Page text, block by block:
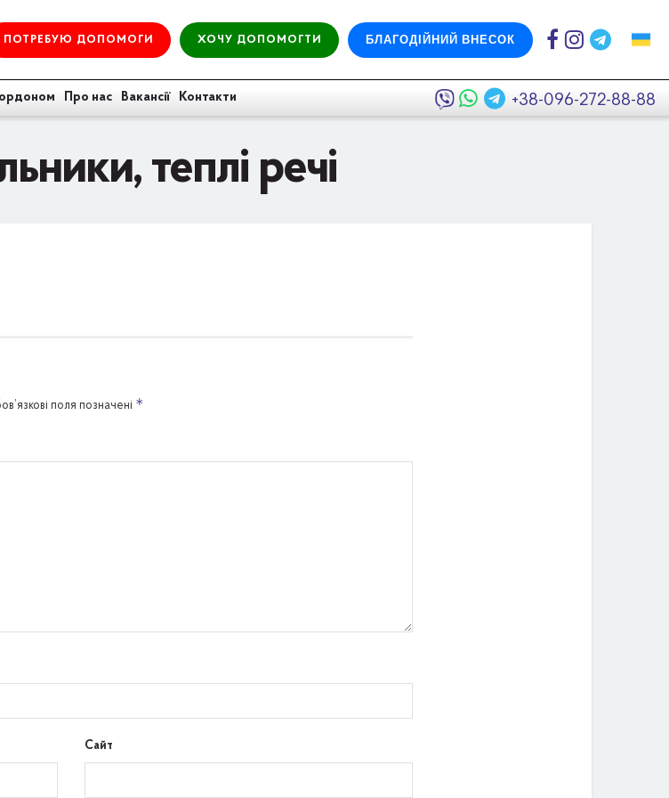
ПОТРЕБУЮ ДОПОМОГИ ХОЧУ ДОПОМОГТИ БЛАГОДІЙНИЙ ВНЕСОК
Про нас Вакансії Контакти +38-096-272-88-88
теплі речі
поля позначені *
Сайт